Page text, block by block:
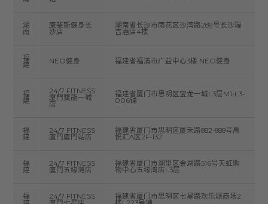
湖
南
康斐斯健身长
沙店
湖南省长沙市雨花区沙湾路289号长沙瑞
吉酒店4楼
福
建 NEO健身 福建省福清市广益中心3楼 NEO健身
福
建
24/7 FITNESS
廈門寶龍一城
店
福建省厦门市思明区宝龙一城L3层M1-L3-
006铺
福
建
24/7 FITNESS
廈門廈門站店
福建省厦门市思明区厦禾路882-888号禹
悦汇A区2F-132
福
建
24/7 FITNESS
廈門五緣灣店
福建省厦门市湖里区金湖路516号天虹购
物中心五缘湾店L3层
福 24/7 FITNESS 福建省厦门市思明区七星路欢乐颂商场2